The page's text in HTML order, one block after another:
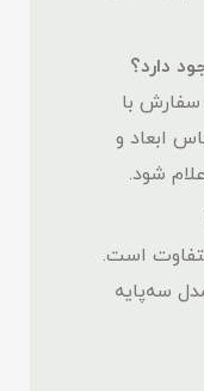
دارد؟
سفارش با
ابعاد و
شود.
است.
سه‌پایه